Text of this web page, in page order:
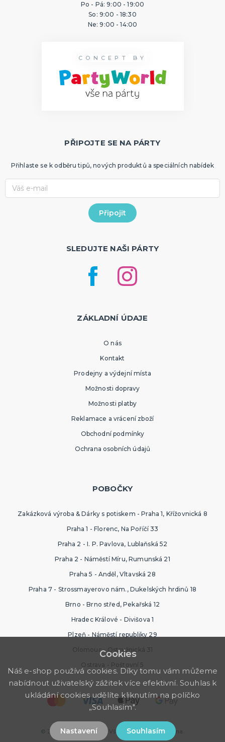
Po - Pá: 9:00 - 19:00
So: 9:00 - 18:30
Ne: 9:00 - 14:00
CONCEPT BY
PŘIPOJTE SE NA PÁRTY
Přihlaste se k odběru tipů, nových produktů a speciálních nabídek
SLEDUJTE NAŠI PÁRTY
ZÁKLADNÍ ÚDAJE
O nás
Kontakt
Prodejny a výdejní místa
Možnosti dopravy
Možnosti platby
Reklamace a vrácení zboží
Obchodní podmínky
Ochrana osobních údajů
POBOČKY
Zakázková výroba & Dárky s potiskem - Praha 1, Křížovnická 8
Praha 1 - Florenc, Na Poříčí 33
Praha 2 - I. P. Pavlova, Lublaňská 52
Praha 2 - Náměstí Míru, Rumunská 21
Praha 5 - Anděl, Vltavská 28
Praha 7 - Strossmayerovo nám., Dukelských hrdinů 18
Brno - Brno střed, Pekařská 12
Hradec Králové - Divišova 1
Plzeň - Náměstí republiky 29
Olomouc - Ostružnická 31
Ostrava - Poštovní 5
© 2026 Ptákoviny Brno. Všechna práva vyhrazena.
Cookies
Náš e-shop používá cookies. Díky tomu vám můžeme
nabídnout uživatelský zážitek více efektivní. Souhlas k
ukládání cookies udělíte kliknutím na políčko
„Souhlasím".
Nastavení Souhlasím